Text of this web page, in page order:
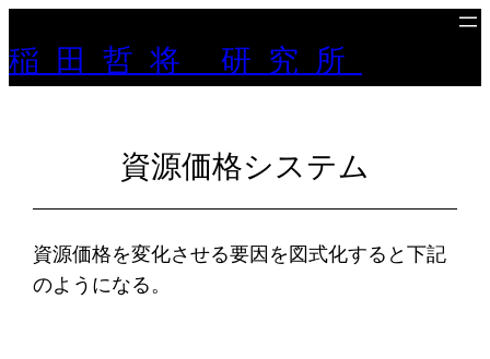
稲田哲将 研究所
資源価格システム
資源価格を変化させる要因を図式化すると下記
のようになる。